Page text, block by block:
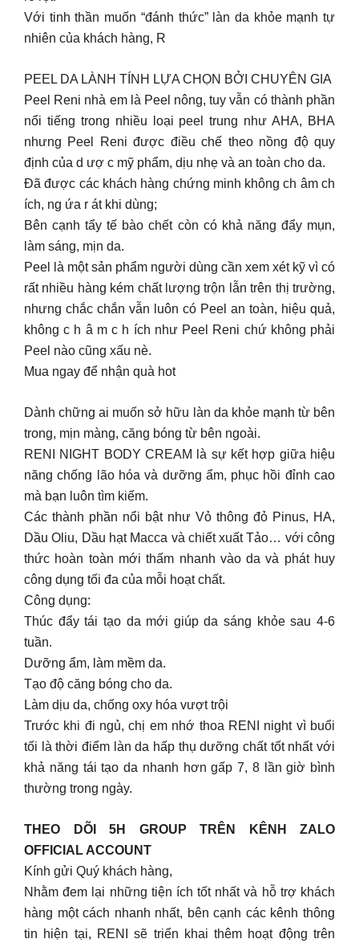
Với tinh thần muốn “đánh thức” làn da khỏe mạnh tự
nhiên của khách hàng, R
PEEL DA LÀNH TÍNH LỰA CHỌN BỞI CHUYÊN GIA
Peel Reni nhà em là Peel nông, tuy vẫn có thành phần
nổi tiếng trong nhiều loại peel trung như AHA, BHA
nhưng Peel Reni được điều chế theo nồng độ quy
định của d ượ c mỹ phẩm, dịu nhẹ và an toàn cho da.
Đã được các khách hàng chứng minh không ch âm ch
ích, ng ứa r át khi dùng;
Bên cạnh tẩy tế bào chết còn có khả năng đẩy mụn,
làm sáng, mịn da.
Peel là một sản phẩm người dùng cần xem xét kỹ vì có
rất nhiều hàng kém chất lượng trộn lẫn trên thị trường,
nhưng chắc chắn vẫn luôn có Peel an toàn, hiệu quả,
không c h â m c h ích như Peel Reni chứ không phải
Peel nào cũng xấu nè.
Mua ngay để nhận quà hot
Dành chững ai muốn sở hữu làn da khỏe mạnh từ bên
trong, mịn màng, căng bóng từ bên ngoài.
RENI NIGHT BODY CREAM là sự kết hợp giữa hiệu
năng chống lão hóa và dưỡng ẩm, phục hồi đỉnh cao
mà bạn luôn tìm kiếm.
Các thành phần nổi bật như Vỏ thông đỏ Pinus, HA,
Dầu Oliu, Dầu hạt Macca và chiết xuất Tảo… với công
thức hoàn toàn mới thấm nhanh vào da và phát huy
công dụng tối đa của mỗi hoạt chất.
Công dụng:
Thúc đẩy tái tạo da mới giúp da sáng khỏe sau 4-6
tuần.
Dưỡng ẩm, làm mềm da.
Tạo độ căng bóng cho da.
Làm dịu da, chống oxy hóa vượt trội
Trước khi đi ngủ, chị em nhớ thoa RENI night vì buổi
tối là thời điểm làn da hấp thụ dưỡng chất tốt nhất với
khả năng tái tạo da nhanh hơn gấp 7, 8 lần giờ bình
thường trong ngày.
THEO DÕI 5H GROUP TRÊN KÊNH ZALO
OFFICIAL ACCOUNT
Kính gửi Quý khách hàng,
Nhằm đem lại những tiện ích tốt nhất và hỗ trợ khách
hàng một cách nhanh nhất, bên cạnh các kênh thông
tin hiện tại, RENI sẽ triển khai thêm hoạt động trên